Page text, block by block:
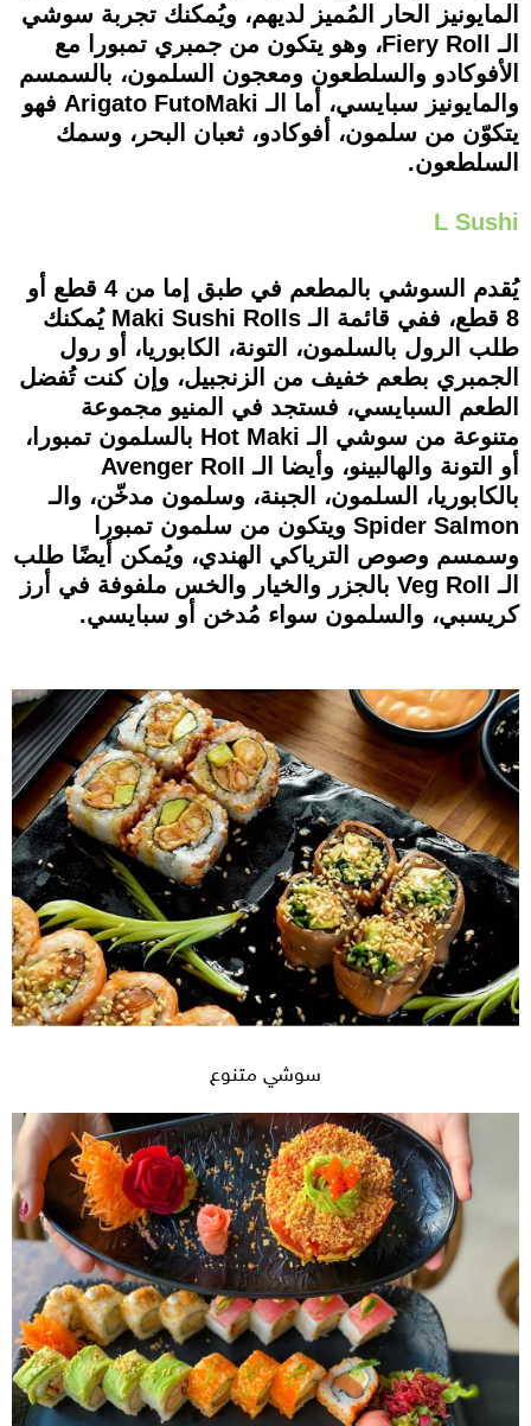
المايونيز الحار المُميز لديهم، ويُمكنك تجربة سوشي
الـ Fiery Roll، وهو يتكون من جمبري تمبورا مع
الأفوكادو والسلطعون ومعجون السلمون، بالسمسم
والمايونيز سبايسي، أما الـ Arigato FutoMaki فهو
يتكوّن من سلمون، أفوكادو، ثعبان البحر، وسمك
السلطعون.
L Sushi
يُقدم السوشي بالمطعم في طبق إما من 4 قطع أو
8 قطع، ففي قائمة الـ Maki Sushi Rolls يُمكنك
طلب الرول بالسلمون، التونة، الكابوريا، أو رول
الجمبري بطعم خفيف من الزنجبيل، وإن كنت تُفضل
الطعم السبايسي، فستجد في المنيو مجموعة
متنوعة من سوشي الـ Hot Maki بالسلمون تمبورا،
أو التونة والهالبينو، وأيضا الـ Avenger Roll
بالكابوريا، السلمون، الجبنة، وسلمون مدخّن، والـ
Spider Salmon ويتكون من سلمون تمبورا
وسمسم وصوص الترياكي الهندي، ويُمكن أيضًا طلب
الـ Veg Roll بالجزر والخيار والخس ملفوفة في أرز
كريسبي، والسلمون سواء مُدخن أو سبايسي.
سوشي متنوع